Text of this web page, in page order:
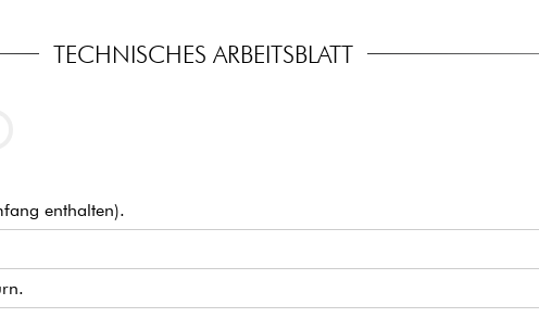
TECHNISCHES ARBEITSBLATT
enthalten).